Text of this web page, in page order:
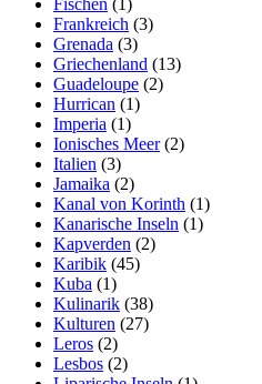
Fischen (1)
Frankreich (3)
Grenada (3)
Griechenland (13)
Guadeloupe (2)
Hurrican (1)
Imperia (1)
Ionisches Meer(2)
Italien (3)
Jamaika (2)
Kanal von Korinth (1)
Kanarische Inseln (1)
Kapverden (2)
Karibik (45)
Kuba (1)
Kulinarik (38)
Kulturen (27)
Leros (2)
Lesbos (2)